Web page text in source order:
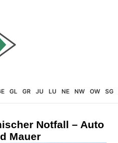
GL GR JU LU NE NW OW SG
Notfall – Auto
Mauer